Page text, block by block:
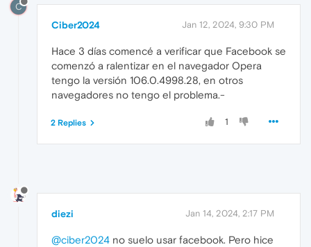
C
Ciber2024 Jan 12, 2024, 9:30 PM
Hace 3 días comencé a verificar que Facebook se
comenzó a ralentizar en el navegador Opera
tengo la versión 106.0.4998.28, en otros
navegadores no tengo el problema.-
1
2 Replies
diezi Jan 14, 2024, 2:17 PM
@ciber2024 no suelo usar facebook. Pero hice